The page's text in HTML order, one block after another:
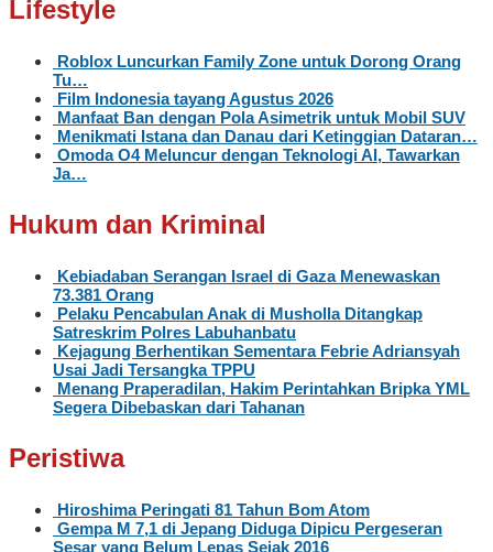
Lifestyle
Roblox Luncurkan Family Zone untuk Dorong Orang
Tu…
Film Indonesia tayang Agustus 2026
Manfaat Ban dengan Pola Asimetrik untuk Mobil SUV
Menikmati Istana dan Danau dari Ketinggian Dataran…
Omoda O4 Meluncur dengan Teknologi AI, Tawarkan
Ja…
Hukum dan Kriminal
Kebiadaban Serangan Israel di Gaza Menewaskan
73.381 Orang
Pelaku Pencabulan Anak di Musholla Ditangkap
Satreskrim Polres Labuhanbatu
Kejagung Berhentikan Sementara Febrie Adriansyah
Usai Jadi Tersangka TPPU
Menang Praperadilan, Hakim Perintahkan Bripka YML
Segera Dibebaskan dari Tahanan
Peristiwa
Hiroshima Peringati 81 Tahun Bom Atom
Gempa M 7,1 di Jepang Diduga Dipicu Pergeseran
Sesar yang Belum Lepas Sejak 2016